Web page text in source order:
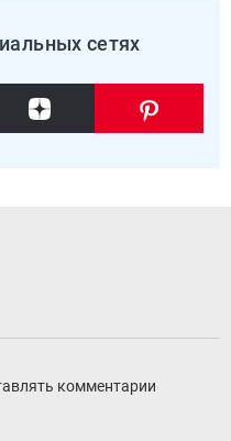
сетях
комментарии